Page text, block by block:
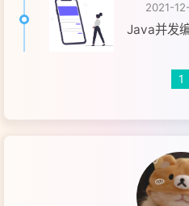
2021-
Java并发
1